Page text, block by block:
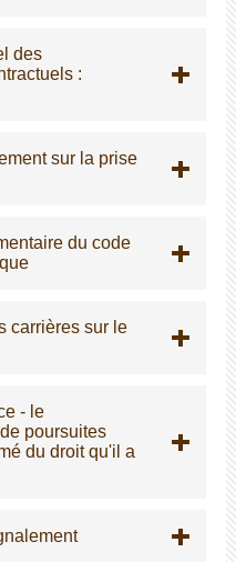
des
:
sur la prise
du code
carrières sur le
- le
poursuites
du droit qu'il a